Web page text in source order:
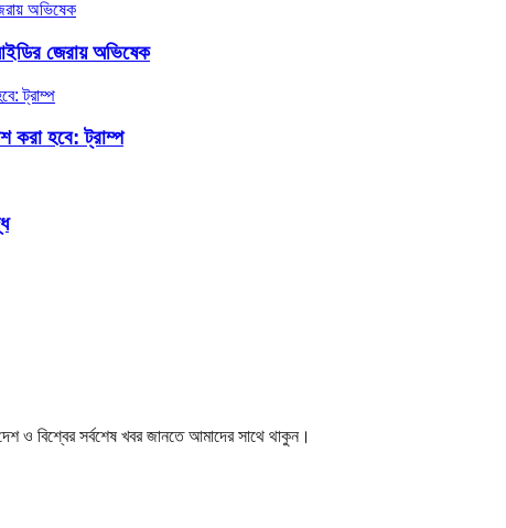
জেরায় অভিষেক
করা হবে: ট্রাম্প
ও বিশ্বের সর্বশেষ খবর জানতে আমাদের সাথে থাকুন।